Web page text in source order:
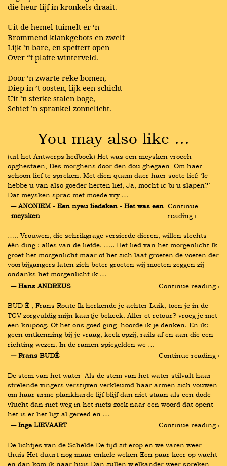
die heur lijf in kronkels draait.
Uit de hemel tuimelt er ‘n
Brommend klankgebots en zwelt
Lijk ’n bare, en spettert open
Over “t platte winterveld.
Door ’n zwarte reke bomen,
Diep in ’t oosten, lijk een schicht
Uit ’n sterke stalen boge,
Schiet ’n sprankel zonnelicht.
You may also like …
(uit het Antwerps liedboek) Het was een meysken vroech
opghestaen, Des morghens door den dou ghegaen, Om haer
schoon lief te spreken. Met dien quam daer haer soete lief: ‘Ic
hebbe u van also goeder herten lief, Ja, mocht ic bi u slapen?’
Dat meysken sprac met moede vry …
― ANONIEM - Een nyeu liedeken - Het was een
meysken
Continue
reading ›
….. Vrouwen, die schrikgrage versierde dieren, willen slechts
één ding : alles van de liefde. ….. Het lied van het morgenlicht Ik
groet het morgenlicht maar of het zich laat groeten de voeten der
voorbijgangers laten zich beter groeten wij moeten zeggen zij
ondanks het morgenlicht ik …
― Hans ANDREUS
Continue reading ›
BUD É , Frans Route Ik herkende je achter Luik, toen je in de
TGV zorgvuldig mijn kaartje bekeek. Aller et retour? vroeg je met
een knipoog. Of het ons goed ging, hoorde ik je denken. En ik:
geen ontkenning bij je vraag, keek opzij, rails af en aan die een
richting wezen. In de ramen spiegelden we …
― Frans BUDÉ
Continue reading ›
De stem van het water' Als de stem van het water stilvalt haar
strelende vingers verstijven verkleumd haar armen zich vouwen
om haar arme plankharde lijf blijf dan niet staan als een dode
vlucht dan niet weg in het niets zoek naar een woord dat opent
het is er het ligt al gereed en …
― Inge LIEVAART
Continue reading ›
De lichtjes van de Schelde De tijd zit erop en we varen weer
thuis Het duurt nog maar enkele weken Een paar keer op wacht
en dan kom ik naar huis Dan zullen w'elkander weer spreken